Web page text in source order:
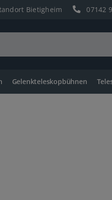
Bietigheim 07142
Gelenkteleskopbühnen